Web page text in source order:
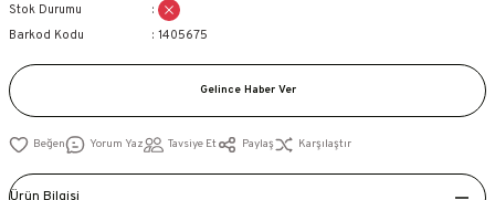
Stok Durumu
Barkod Kodu
1405675
Gelince Haber Ver
Yorum Yaz Tavsiye Et Paylaş Karşılaştır